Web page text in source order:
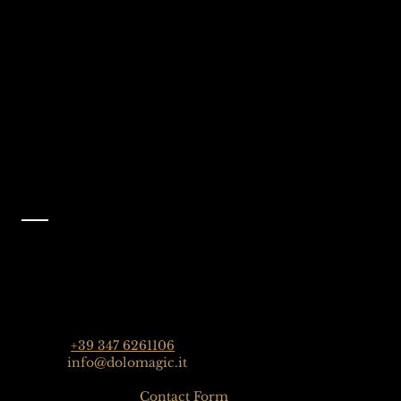
Phone:+39 347 6261106
Email:info@dolomagic.it
Click here for theContact Form